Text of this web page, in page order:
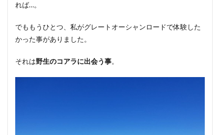
れば…。
でももうひとつ、私がグレートオーシャンロードで体験した
かった事がありました。
それは野生のコアラに出会う事。